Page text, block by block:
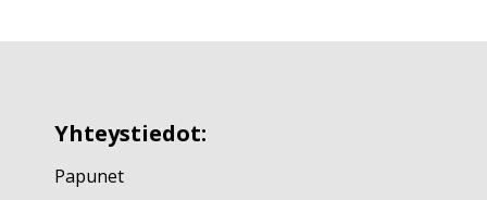
Yhteystiedot:
Papunet